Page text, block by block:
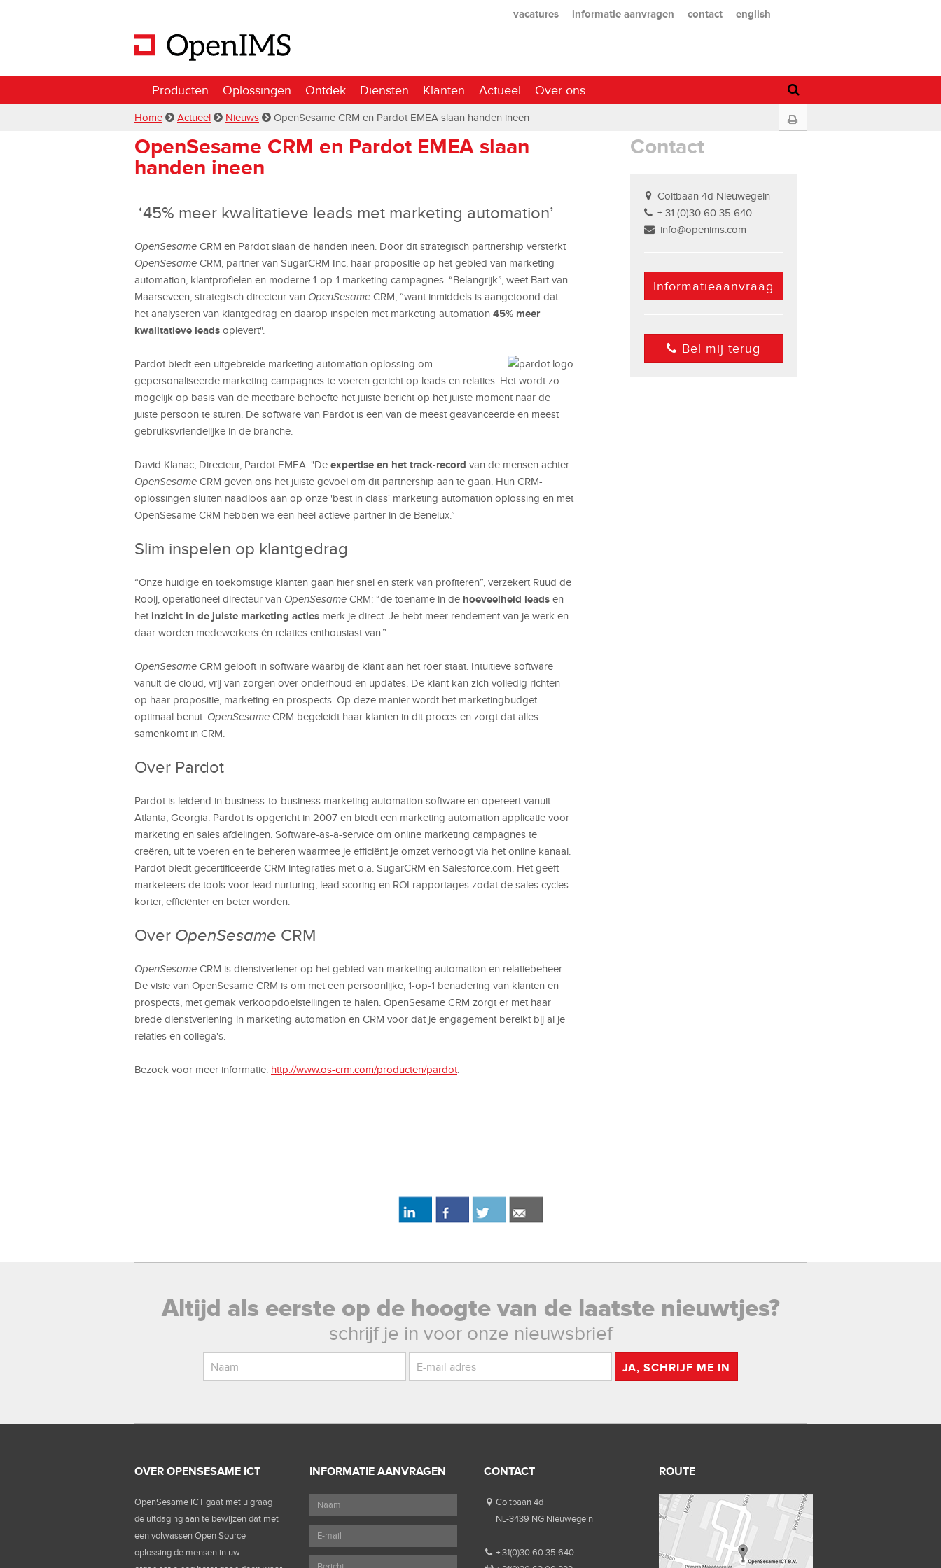
vacatures informatie aanvragen contact english
Producten Oplossingen Ontdek Diensten Klanten Actueel Over ons
Home Actueel Nieuws OpenSesame CRM en Pardot EMEA slaan handen ineen
OpenSesame CRM en Pardot EMEA slaan
handen ineen
‘45% meer kwalitatieve leads met marketing automation’
OpenSesame CRM en Pardot slaan de handen ineen. Door dit strategisch partnership versterkt
OpenSesame CRM, partner van SugarCRM Inc, haar propositie op het gebied van marketing
automation, klantprofielen en moderne 1-op-1 marketing campagnes. “Belangrijk”, weet Bart van
Maarseveen, strategisch directeur van OpenSesame CRM, “want inmiddels is aangetoond dat
het analyseren van klantgedrag en daarop inspelen met marketing automation 45% meer
kwalitatieve leads oplevert".
Pardot biedt een uitgebreide marketing automation oplossing om
gepersonaliseerde marketing campagnes te voeren gericht op leads en relaties. Het wordt zo
mogelijk op basis van de meetbare behoefte het juiste bericht op het juiste moment naar de
juiste persoon te sturen. De software van Pardot is een van de meest geavanceerde en meest
gebruiksvriendelijke in de branche.
David Klanac, Directeur, Pardot EMEA: "De expertise en het track-record van de mensen achter
OpenSesame CRM geven ons het juiste gevoel om dit partnership aan te gaan. Hun CRM-
oplossingen sluiten naadloos aan op onze 'best in class' marketing automation oplossing en met
OpenSesame CRM hebben we een heel actieve partner in de Benelux.”
Slim inspelen op klantgedrag
“Onze huidige en toekomstige klanten gaan hier snel en sterk van profiteren”, verzekert Ruud de
Rooij, operationeel directeur van OpenSesame CRM: “de toename in de hoeveelheid leads en
het inzicht in de juiste marketing acties merk je direct. Je hebt meer rendement van je werk en
daar worden medewerkers én relaties enthousiast van.”
OpenSesame CRM gelooft in software waarbij de klant aan het roer staat. Intuïtieve software
vanuit de cloud, vrij van zorgen over onderhoud en updates. De klant kan zich volledig richten
op haar propositie, marketing en prospects. Op deze manier wordt het marketingbudget
optimaal benut. OpenSesame CRM begeleidt haar klanten in dit proces en zorgt dat alles
samenkomt in CRM.
Over Pardot
Pardot is leidend in business-to-business marketing automation software en opereert vanuit
Atlanta, Georgia. Pardot is opgericht in 2007 en biedt een marketing automation applicatie voor
marketing en sales afdelingen. Software-as-a-service om online marketing campagnes te
creëren, uit te voeren en te beheren waarmee je efficiënt je omzet verhoogt via het online kanaal.
Pardot biedt gecertificeerde CRM integraties met o.a. SugarCRM en Salesforce.com. Het geeft
marketeers de tools voor lead nurturing, lead scoring en ROI rapportages zodat de sales cycles
korter, efficiënter en beter worden.
Over OpenSesame CRM
OpenSesame CRM is dienstverlener op het gebied van marketing automation en relatiebeheer.
De visie van OpenSesame CRM is om met een persoonlijke, 1-op-1 benadering van klanten en
prospects, met gemak verkoopdoelstellingen te halen. OpenSesame CRM zorgt er met haar
brede dienstverlening in marketing automation en CRM voor dat je engagement bereikt bij al je
relaties en collega's.
Bezoek voor meer informatie: http://www.os-crm.com/producten/pardot
Contact
Coltbaan 4d Nieuwegein
+ 31 (0)30 60 35 640
info@openims.com
Informatieaanvraag
Bel mij terug
Altijd als eerste op de hoogte van de laatste nieuwtjes?
schrijf je in voor onze nieuwsbrief
JA, SCHRIJF ME IN
OVER OPENSESAME ICT
OpenSesame ICT gaat met u graag
de uitdaging aan te bewijzen dat met
een volwassen Open Source
oplossing de mensen in uw
INFORMATIE AANVRAGEN CONTACT
Coltbaan 4d
NL-3439 NG Nieuwegein
+ 31(0)30 60 35 640
ROUTE